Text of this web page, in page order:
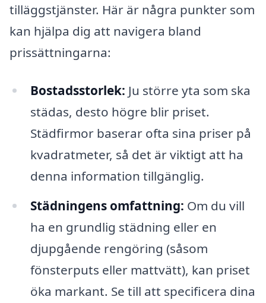
tilläggstjänster. Här är några punkter som
kan hjälpa dig att navigera bland
prissättningarna:
Bostadsstorlek: Ju större yta som ska
städas, desto högre blir priset.
Städfirmor baserar ofta sina priser på
kvadratmeter, så det är viktigt att ha
denna information tillgänglig.
Städningens omfattning: Om du vill
ha en grundlig städning eller en
djupgående rengöring (såsom
fönsterputs eller mattvätt), kan priset
öka markant. Se till att specificera dina